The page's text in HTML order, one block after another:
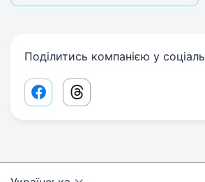
Поділитись компанією у
Facebook share link
Threads share link